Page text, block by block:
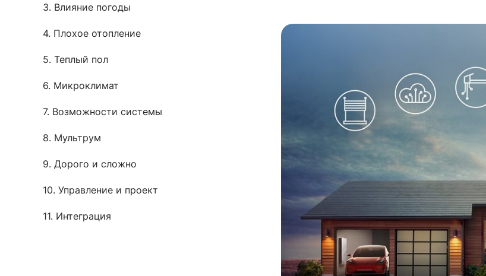
3. Влияние погоды
4. Плохое отопление
5. Теплый пол
6. Микроклимат
7. Возможности системы
8. Мультрум
9. Дорого и сложно
10. Управление и проект
11. Интеграция